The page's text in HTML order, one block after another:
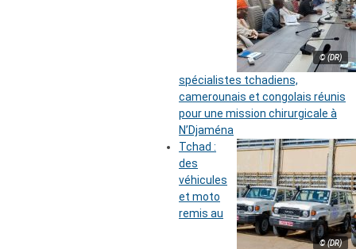
© (DR)
spécialistes tchadiens,
camerounais et congolais réunis
pour une mission chirurgicale à
N’Djaména
© (DR)
Tchad :
des
véhicules
et moto
remis au